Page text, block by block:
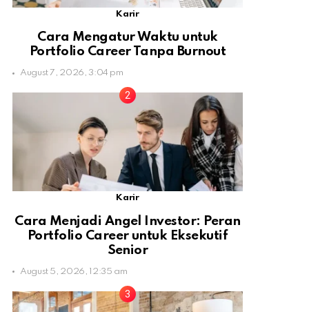
Karir
Cara Mengatur Waktu untuk
Portfolio Career Tanpa Burnout
August 7, 2026, 3:04 pm
Karir
Cara Menjadi Angel Investor: Peran
Portfolio Career untuk Eksekutif
Senior
August 5, 2026, 12:35 am